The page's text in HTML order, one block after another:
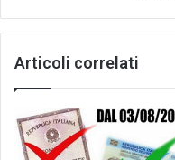
Articoli correlati